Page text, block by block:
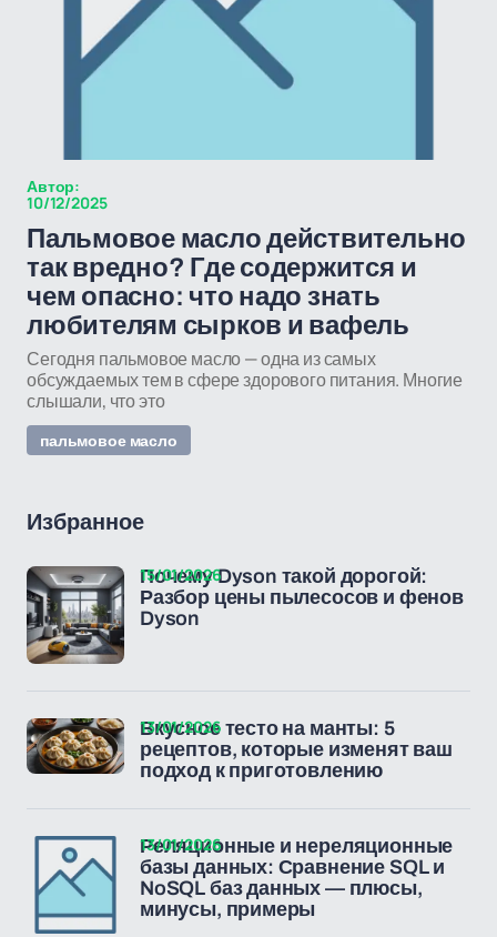
Автор:
10/12/2025
Пальмовое масло действительно
так вредно? Где содержится и
чем опасно: что надо знать
любителям сырков и вафель
Сегодня пальмовое масло — одна из самых
обсуждаемых тем в сфере здорового питания. Многие
слышали, что это
пальмовое масло
Избранное
Почему Dyson такой дорогой:
Разбор цены пылесосов и фенов
Dyson
15/01/2026
Вкусное тесто на манты: 5
рецептов, которые изменят ваш
подход к приготовлению
13/01/2026
Реляционные и нереляционные
базы данных: Сравнение SQL и
NoSQL баз данных — плюсы,
минусы, примеры
13/01/2026